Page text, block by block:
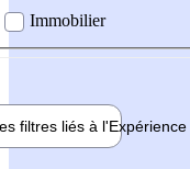
Immobilier
filtres liés à l'Expérience